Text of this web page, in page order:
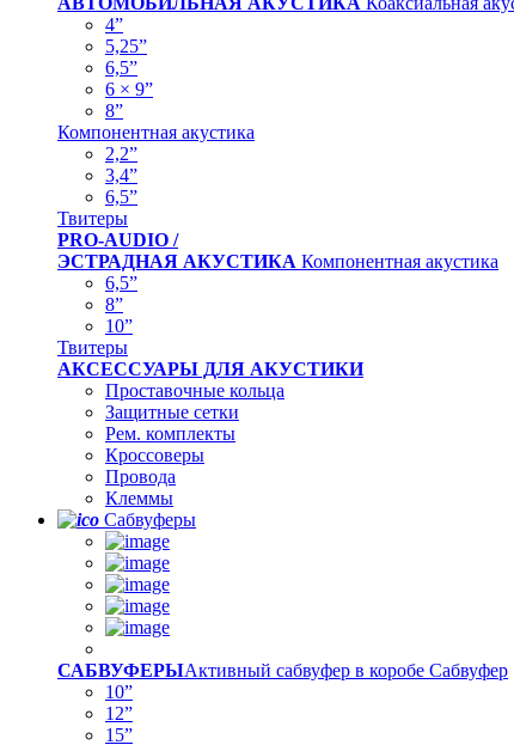
4”
5,25”
6,5”
6 × 9”
8”
Компонентная акустика
2,2”
3,4”
6,5”
Твитеры
PRO-AUDIO /
ЭСТРАДНАЯ АКУСТИКА Компонентная акустика
6,5”
8”
10”
Твитеры
АКСЕССУАРЫ ДЛЯ АКУСТИКИ
Проставочные кольца
Защитные сетки
Рем. комплекты
Кроссоверы
Провода
Клеммы
Сабвуферы
САБВУФЕРЫАктивный сабвуфер в коробе Сабвуфер
10”
12”
15”